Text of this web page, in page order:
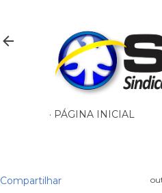
PÁGINA INICIAL
Compartilhar